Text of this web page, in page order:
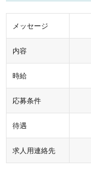
メッセージ
内容
時給
応募条件
待遇
求人用連絡先